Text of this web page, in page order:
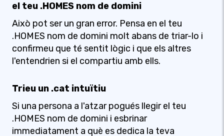
el teu .HOMES nom de domini
Això pot ser un gran error. Pensa en el teu
.HOMES nom de domini molt abans de triar-lo i
confirmeu que té sentit lògic i que els altres
l'entendrien si el compartiu amb ells.
Trieu un .cat intuïtiu
Si una persona a l'atzar pogués llegir el teu
.HOMES nom de domini i esbrinar
immediatament a què es dedica la teva